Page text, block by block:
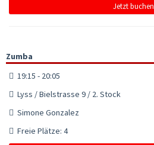
Jetzt buchen
Zumba
19:15 - 20:05
Lyss / Bielstrasse 9 / 2. Stock
Simone Gonzalez
Freie Plätze: 4